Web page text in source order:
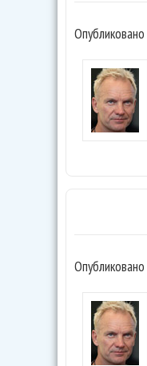
Опубликовано
Опубликовано